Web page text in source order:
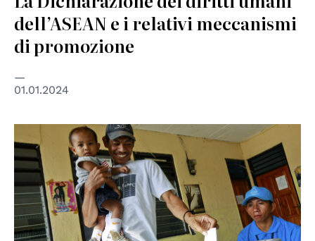
dell’ASEAN e i relativi meccanismi
di promozione
01.01.2024
© UN Photo